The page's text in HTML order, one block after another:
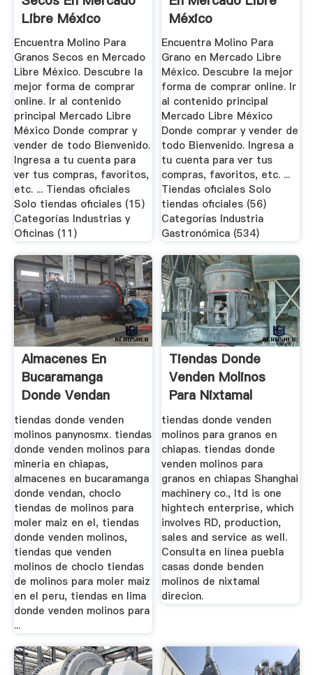
Libre México
Encuentra Molino Para
Granos Secos en Mercado
Libre México. Descubre la
mejor forma de comprar
online. Ir al contenido
principal Mercado Libre
México Donde comprar y
vender de todo Bienvenido.
Ingresa a tu cuenta para
ver tus compras, favoritos,
etc. ... Tiendas oficiales
Solo tiendas oficiales (15)
Categorías Industrias y
Oficinas (11)
México
Encuentra Molino Para
Grano en Mercado Libre
México. Descubre la mejor
forma de comprar online. Ir
al contenido principal
Mercado Libre México
Donde comprar y vender de
todo Bienvenido. Ingresa a
tu cuenta para ver tus
compras, favoritos, etc. ...
Tiendas oficiales Solo
tiendas oficiales (56)
Categorías Industria
Gastronómica (534)
Almacenes En
Bucaramanga
Donde Vendan
Molinos Para Moler
.
tiendas donde venden
molinos panynosmx. tiendas
donde venden molinos para
mineria en chiapas,
almacenes en bucaramanga
donde vendan, choclo
tiendas de molinos para
moler maiz en el, tiendas
donde venden molinos,
tiendas que venden
molinos de choclo tiendas
de molinos para moler maiz
en el peru, tiendas en lima
donde venden molinos para
...
Tiendas Donde
Venden Molinos
Para Nixtamal
tiendas donde venden
molinos para granos en
chiapas. tiendas donde
venden molinos para
granos en chiapas Shanghai
machinery co., ltd is one
hightech enterprise, which
involves RD, production,
sales and service as well.
Consulta en línea puebla
casas donde benden
molinos de nixtamal
direcion.